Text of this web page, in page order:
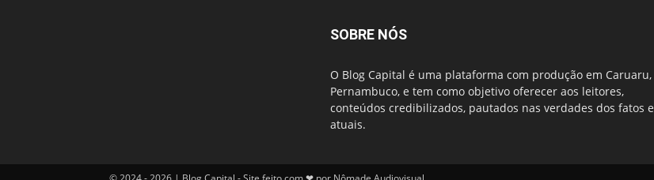
SOBRE NÓS
O Blog Capital é uma plataforma com produção em Caruaru,
Pernambuco, e tem como objetivo oferecer aos leitores,
conteúdos credibilizados, pautados nas verdades dos fatos e
atuais.